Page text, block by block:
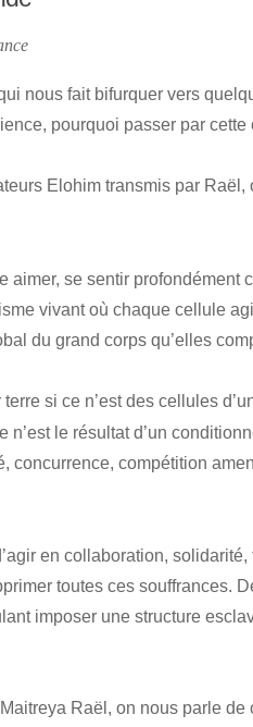
nous fait bifurquer vers
pourquoi passer par cette
Elohim transmis par Raël,
aimer, se sentir profondément
vivant où chaque cellule
du grand corps qu’elles
si ce n’est des cellules
le résultat d’un
concurrence, compétition
en collaboration,
toutes ces souffrances.
imposer une structure
Raël, on nous parle